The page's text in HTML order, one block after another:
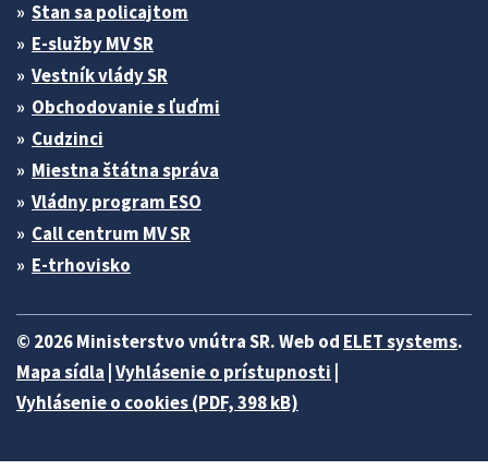
Stan sa policajtom
E-služby MV SR
Vestník vlády SR
Obchodovanie s ľuďmi
Cudzinci
Miestna štátna správa
Vládny program ESO
Call centrum MV SR
E-trhovisko
© 2026 Ministerstvo vnútra SR. Web od ELET systems.
Mapa sídla Vyhlásenie o prístupnosti
Vyhlásenie o cookies (PDF, 398 kB)